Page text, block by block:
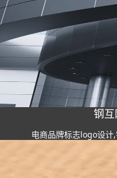
钢
电商品牌标志logo设计